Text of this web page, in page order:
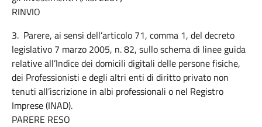
RINVIO
3. Parere, ai sensi dell’articolo 71, comma 1, del decreto
legislativo 7 marzo 2005, n. 82, sullo schema di linee guida
relative all’Indice dei domicili digitali delle persone fisiche,
dei Professionisti e degli altri enti di diritto privato non
tenuti all’iscrizione in albi professionali o nel Registro
Imprese (INAD).
PARERE RESO